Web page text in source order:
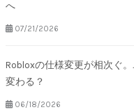
へ
07/21/2026
Robloxの仕様変更が相次ぐ
変わる？
06/18/2026